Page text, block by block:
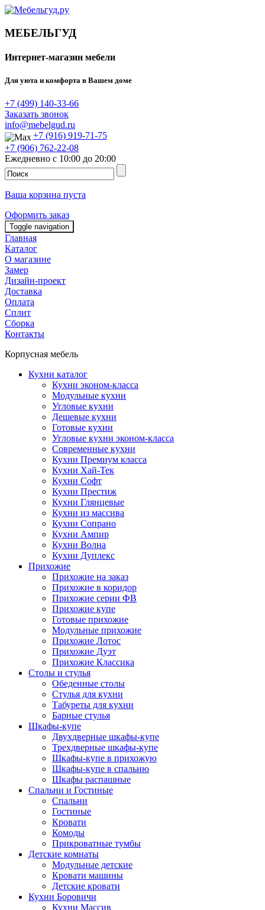
МЕБЕЛЬГУД
Интернет-магазин мебели
Для уюта и комфорта в Вашем доме
+7 (499) 140-33-66
Заказать звонок
info@mebelgud.ru
+7 (916) 919-71-75
+7 (906) 762-22-08
Ежедневно с 10:00 до 20:00
Ваша корзина пуста
Оформить заказ
Toggle navigation
Главная
Каталог
О магазине
Замер
Дизайн-проект
Доставка
Оплата
Сплит
Сборка
Контакты
Корпусная мебель
Кухни каталог
Кухни эконом-класса
Модульные кухни
Угловые кухни
Дешевые кухни
Готовые кухни
Угловые кухни эконом-класса
Современные кухни
Кухни Премиум класса
Кухни Хай-Тек
Кухни Софт
Кухни Престиж
Кухни Глянцевые
Кухни из массива
Кухни Сопрано
Кухни Ампир
Кухни Волна
Кухни Дуплекс
Прихожие
Прихожие на заказ
Прихожие в коридор
Прихожие серии ФВ
Прихожие купе
Готовые прихожие
Модульные прихожие
Прихожие Лотос
Прихожие Дуэт
Прихожие Классика
Столы и стулья
Обеденные столы
Стулья для кухни
Табуреты для кухни
Барные стулья
Шкафы-купе
Двухдверные шкафы-купе
Трехдверные шкафы-купе
Шкафы-купе в прихожую
Шкафы-купе в спальню
Шкафы распашные
Спальни и Гостиные
Спальни
Гостиные
Кровати
Комоды
Прикроватные тумбы
Детские комнаты
Модульные детские
Кровати машины
Детские кровати
Кухни Боровичи
Кухни Массив